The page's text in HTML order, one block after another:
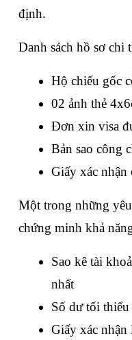
định.
Danh sách hồ sơ chi
Hộ chiếu gốc
02 ảnh thẻ
Đơn xin visa
Bản sao công
Giấy xác
Một trong những
chứng minh khả
Sao kê tài
nhất
Số dư tối
Giấy xác